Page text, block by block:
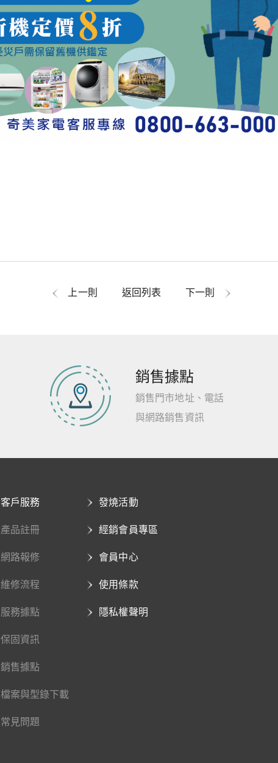
上一則 返回列表 下一則
銷售據點
銷售門市地址、電話
與網路銷售資訊
客戶服務
產品註冊
網路報修
維修流程
服務據點
保固資訊
銷售據點
檔案與型錄下載
常見問題
發燒活動
經銷會員專區
會員中心
使用條款
隱私權聲明